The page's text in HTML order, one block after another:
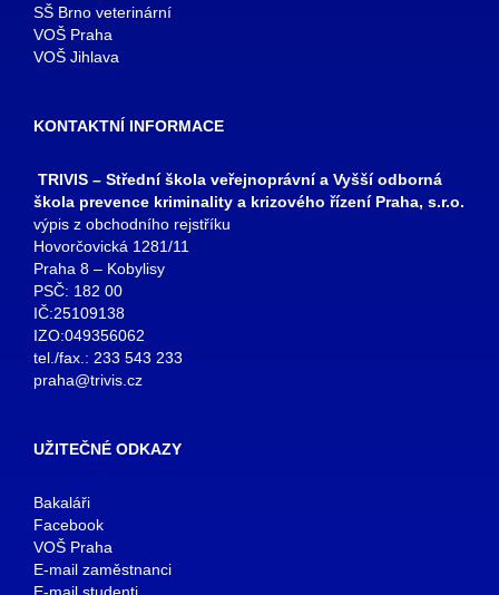
SŠ Brno veterinární
VOŠ Praha
VOŠ Jihlava
KONTAKTNÍ INFORMACE
TRIVIS – Střední škola veřejnoprávní a Vyšší odborná
škola prevence kriminality a krizového řízení Praha, s.r.o.
výpis z obchodního rejstříku
Hovorčovická 1281/11
Praha 8 – Kobylisy
PSČ: 182 00
IČ:25109138
IZO:049356062
tel./fax.: 233 543 233
praha@trivis.cz
UŽITEČNÉ ODKAZY
Bakaláři
Facebook
VOŠ Praha
E-mail zaměstnanci
E-mail studenti